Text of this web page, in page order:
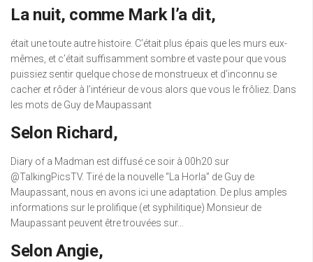
La nuit, comme Mark l’a dit,
était une toute autre histoire. C’était plus épais que les murs eux-
mêmes, et c’était suffisamment sombre et vaste pour que vous
puissiez sentir quelque chose de monstrueux et d’inconnu se
cacher et rôder à l’intérieur de vous alors que vous le frôliez. Dans
les mots de Guy de Maupassant
Selon Richard,
Diary of a Madman est diffusé ce soir à 00h20 sur
@TalkingPicsTV. Tiré de la nouvelle “La Horla” de Guy de
Maupassant, nous en avons ici une adaptation. De plus amples
informations sur le prolifique (et syphilitique) Monsieur de
Maupassant peuvent être trouvées sur…
Selon Angie,